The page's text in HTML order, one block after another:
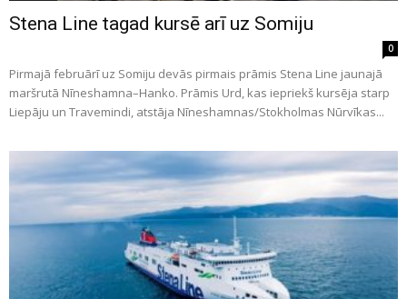
Stena Line tagad kursē arī uz Somiju
0
Pirmajā februārī uz Somiju devās pirmais prāmis Stena Line jaunajā
maršrutā Nīneshamna–Hanko. Prāmis Urd, kas iepriekš kursēja starp
Liepāju un Travemindi, atstāja Nīneshamnas/Stokholmas Nūrvīkas...